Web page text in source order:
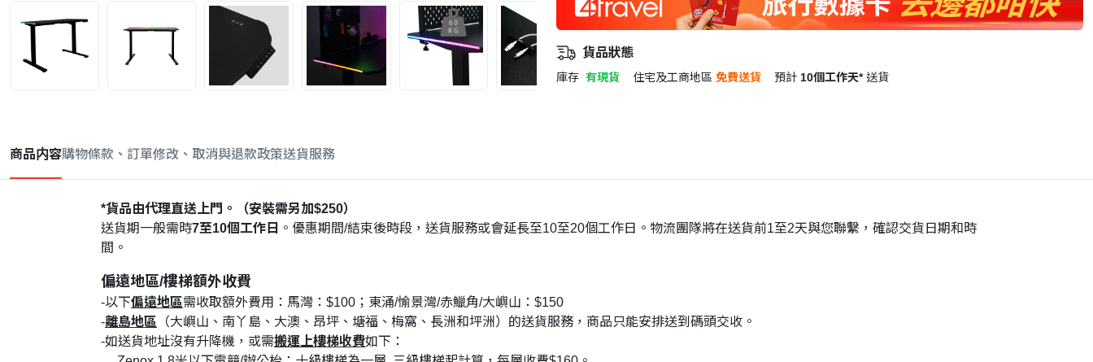
貨品狀態
庫存 有現貨 住宅及工商地區 免費送貨 預計 10個工作天* 送貨
商品内容購物條款、訂單修改、取消與退款政策送貨服務
*貨品由代理直送上門。（安裝需另加$250）
送貨期一般需時7至10個工作日 。優惠期間/結束後時段，送貨服務或會延長至10至20個工作日。物流團隊將在送貨前1至2天與您聯繫，確認交貨日期和時
間。
偏遠地區/樓梯額外收費
-以下偏遠地區需收取額外費用：馬灣：$100；東涌/愉景灣/赤鱲角/大嶼山：$150
-離島地區 （大嶼山、南丫島、大澳、昂坪、塘福、梅窩、長洲和坪洲）的送貨服務，商品只能安排送到碼頭交收。
-如送貨地址沒有升降機，或需搬運上樓梯收費如下：